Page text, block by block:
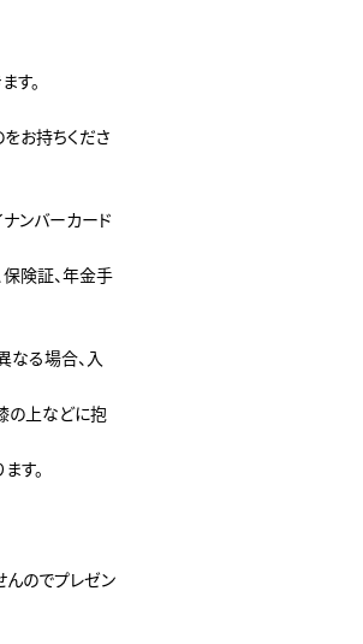
す。
お持ちくださ
ンバーカード
険証、年金手
る場合、入
の上などに抱
す。
のでプレゼン